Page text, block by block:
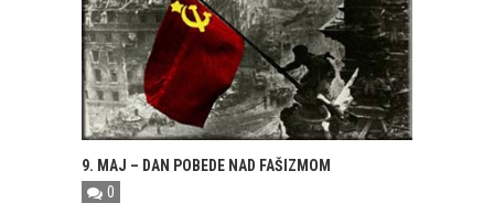
9. MAJ – DAN POBEDE NAD FAŠIZMOM
0